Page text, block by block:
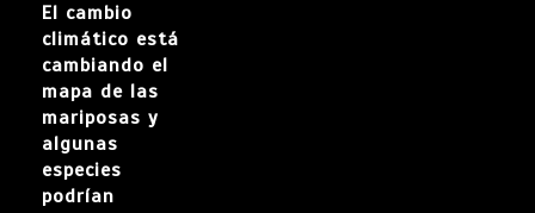
El cambio
climático está
cambiando el
mapa de las
mariposas y
algunas
especies
podrían